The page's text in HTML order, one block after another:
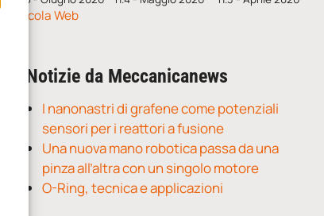
Edicola Web
Notizie da Meccanicanews
I nanonastri di grafene come potenziali
sensori per i reattori a fusione
Una nuova mano robotica passa da una
pinza all’altra con un singolo motore
O-Ring, tecnica e applicazioni